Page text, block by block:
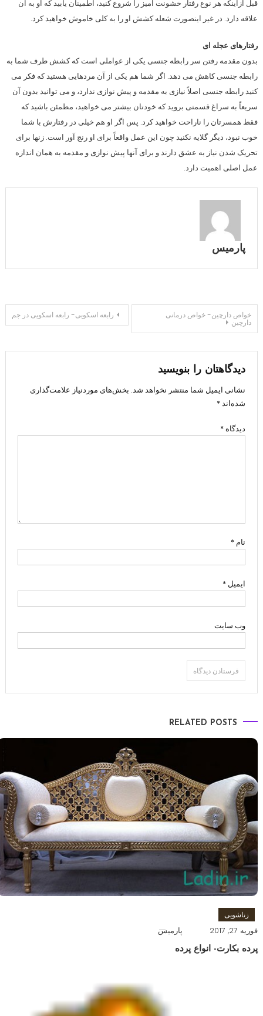
قبل ازاینکه هر نوع رفتار خشونت آمیز را شروع کنید، اطمینان یابید که او به آن
علاقه دارد. در غیر اینصورت شعله کشش او را به کلی خاموش خواهید کرد.
رفتارهای عجله ای
بدون مقدمه رفتن سر رابطه جنسی یکی از عواملی است که کشش طرف شما به
رابطه جنسی کاهش می دهد. اگر شما هم یکی از آن مردهایی هستید که فکر می
کنید رابطه جنسی اصلاً نیازی به مقدمه و پیش نوازی ندارد، و می توانید بدون آن
سریعاً به سراغ قسمتی بروید که خودتان بیشتر می خواهید، مطمئن باشید که
فقط همسرتان را ناراحت خواهید کرد. پس اگر او هم خیلی در رفتارش با شما
خوب نبود، دیگر گلایه نکنید چون این عمل واقعاً برای او رنج آور است. زنها برای
تحریک شدن نیاز به عشق دارند و برای آنها پیش نوازی و مقدمه به همان اندازه
عمل اصلی اهمیت دارد.
پارمیس
راهبری
رابعه اسکویی- رابعه اسکویی در جم خواص دارچین- خواص درمانی
دارچین
دیدگاهتان را بنویسید
نشانی ایمیل شما منتشر نخواهد شد. بخش‌های موردنیاز علامت‌گذاری
شده‌اند*
دیدگاه *
نام*
ایمیل *
وب‌ سایت
RELATED POSTS
زناشویی
فوریه 27, 2017 پارمیس
پرده بکارت- انواع پرده